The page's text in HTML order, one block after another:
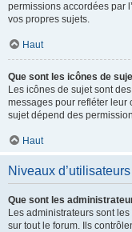
permissions accordées par
vos propres sujets.
Haut
Que sont les icônes de
Les icônes de sujet sont
messages pour refléter leur
sujet dépend des
Haut
Niveaux
Que sont les
Les administrateurs sont
sur tout le forum. Ils